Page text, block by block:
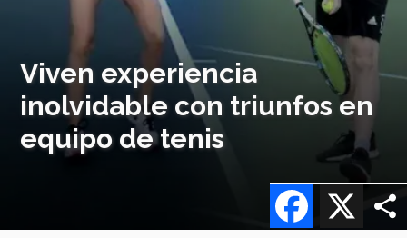
Viven experiencia
inolvidable con triunfos en
equipo de tenis
X
Facebook